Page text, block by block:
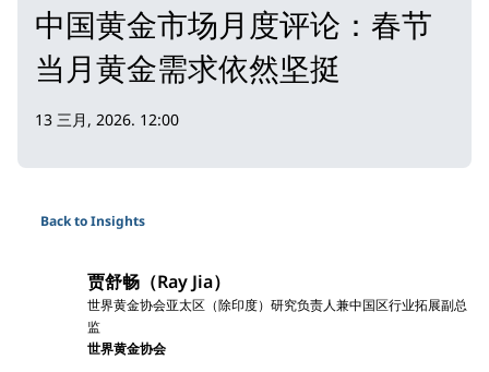
中国黄金市场月度评论：春节
当月黄金需求依然坚挺
13 三月, 2026. 12:00
Back to Insights
贾舒畅（Ray Jia）
世界黄金协会亚太区（除印度）研究负责人兼中国区行业拓展副总
监
世界黄金协会